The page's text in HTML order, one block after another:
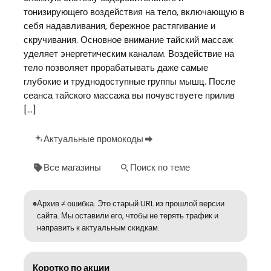
тонизирующего воздействия на тело, включающую в
себя надавливания, бережное растягивание и
скручивания. Основное внимание тайский массаж
уделяет энергетическим каналам. Воздействие на
тело позволяет прорабатывать даже самые
глубокие и труднодоступные группы мышц. После
сеанса тайского массажа вы почувствуете прилив
[…]
Актуальные промокоды
Все магазины Поиск по теме
Архив ≠ ошибка. Это старый URL из прошлой версии
сайта. Мы оставили его, чтобы не терять трафик и
направить к актуальным скидкам.
Коротко по акции